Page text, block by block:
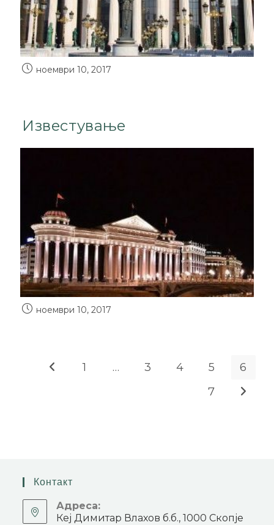
ноември 10, 2017
Известување
ноември 10, 2017
1 … 3 4 5
6
7
Контакт
Адреса:
Кеј Димитар Влахов б.б., 1000 Скопје